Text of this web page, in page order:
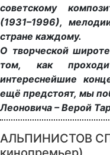
советскому
(1931–1996),
стране каждому.
О творческой
том, как
интереснейшие
ещё предстоят, мы
Леоновича – Верой
АЛЬПИНИСТОВ